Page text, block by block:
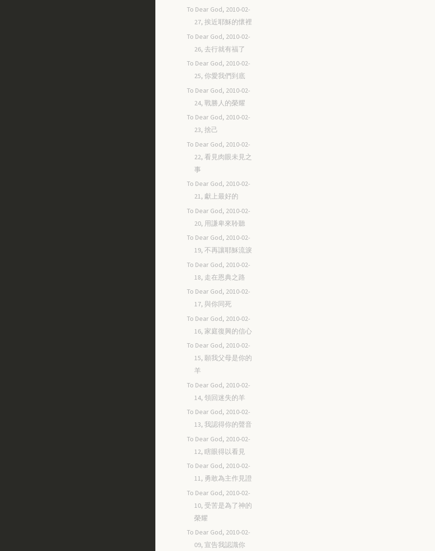
To Dear God, 2010-02-
27, 挨近耶穌的懷裡
To Dear God, 2010-02-
26, 去行就有福了
To Dear God, 2010-02-
25, 你愛我們到底
To Dear God, 2010-02-
24, 戰勝人的榮耀
To Dear God, 2010-02-
23, 捨己
To Dear God, 2010-02-
22, 看見肉眼未見之
事
To Dear God, 2010-02-
21, 獻上最好的
To Dear God, 2010-02-
20, 用謙卑來聆聽
To Dear God, 2010-02-
19, 不再讓耶穌流淚
To Dear God, 2010-02-
18, 走在恩典之路
To Dear God, 2010-02-
17, 與你同死
To Dear God, 2010-02-
16, 家庭復興的信心
To Dear God, 2010-02-
15, 願我父母是你的
羊
To Dear God, 2010-02-
14, 領回迷失的羊
To Dear God, 2010-02-
13, 我認得你的聲音
To Dear God, 2010-02-
12, 瞎眼得以看見
To Dear God, 2010-02-
11, 勇敢為主作見證
To Dear God, 2010-02-
10, 受苦是為了神的
榮耀
To Dear God, 2010-02-
09, 宣告我認識你